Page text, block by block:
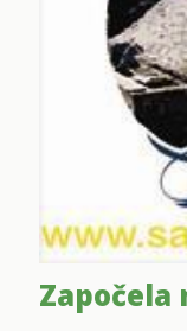
Započela